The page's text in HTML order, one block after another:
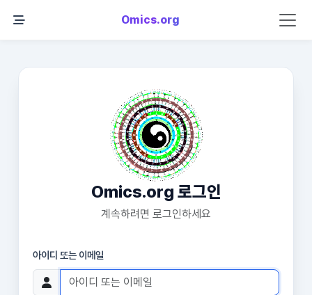
Omics.org
Omics.org 로그인
계속하려면 로그인하세요
아이디 또는 이메일